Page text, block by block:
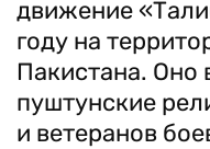
движение
году на
Пакистана. Оно
пуштунские
и ветеранов